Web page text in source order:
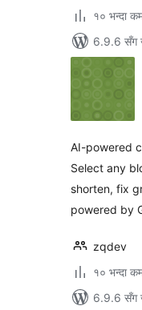
१० भन्दा
6.9.6 सँग
AI-powered
Select any
shorten, fix
powered by
zqdev
१० भन्दा
6.9.6 सँग